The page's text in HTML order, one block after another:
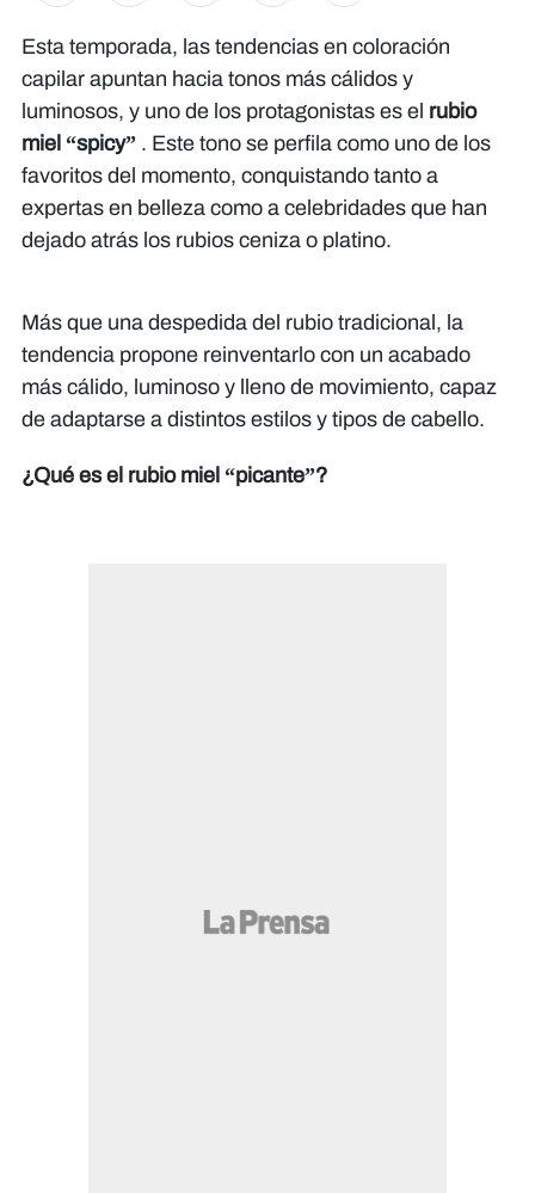
Esta temporada, las tendencias en coloración
capilar apuntan hacia tonos más cálidos y
luminosos, y uno de los protagonistas es el rubio
miel “spicy” . Este tono se perfila como uno de los
favoritos del momento, conquistando tanto a
expertas en belleza como a celebridades que han
dejado atrás los rubios ceniza o platino.
Más que una despedida del rubio tradicional, la
tendencia propone reinventarlo con un acabado
más cálido, luminoso y lleno de movimiento, capaz
de adaptarse a distintos estilos y tipos de cabello.
¿Qué es el rubio miel “picante”?